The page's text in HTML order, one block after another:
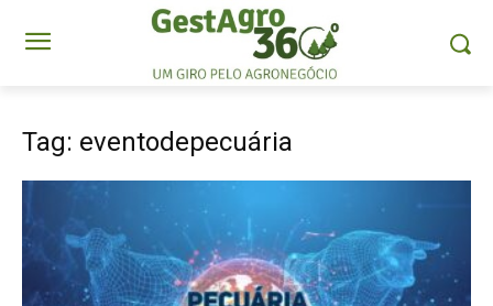
Tag: eventodepecuária